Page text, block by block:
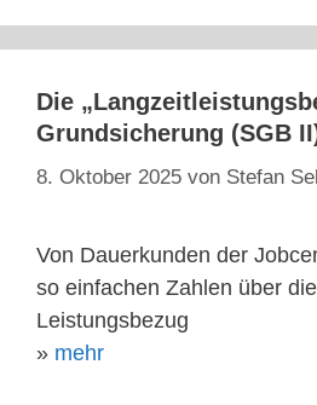
Die
Grundsicherung (SGB
8. Oktober 2025 von Stefan
Von Dauerkunden der
so einfachen Zahlen über
Leistungsbezug
» mehr